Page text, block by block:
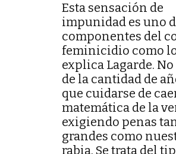
Esta sensación de
impunidad es uno
componentes del
feminicidio como
explica Lagarde. No
de la cantidad de
que cuidarse de
matemática de la
exigiendo penas
grandes como
rabia. Se trata del